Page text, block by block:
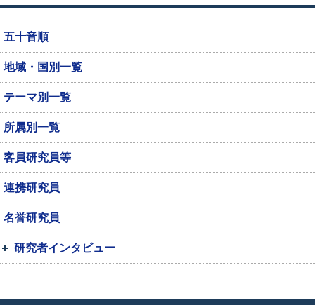
五十音順
地域・国別一覧
テーマ別一覧
所属別一覧
客員研究員等
連携研究員
名誉研究員
研究者インタビュー